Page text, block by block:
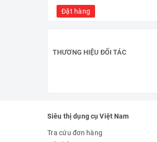
Đặt hàng
THƯƠNG HIỆU ĐỐI TÁC
Siêu thị dụng cụ Việt Nam
Tra cứu đơn hàng